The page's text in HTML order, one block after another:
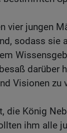
vier jungen
sodass sie
darüber
Visionen zu
die König
ihm alle